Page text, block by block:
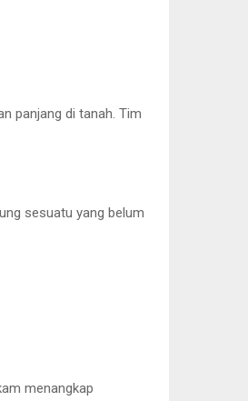
panjang di tanah. Tim
sesuatu yang belum
menangkap